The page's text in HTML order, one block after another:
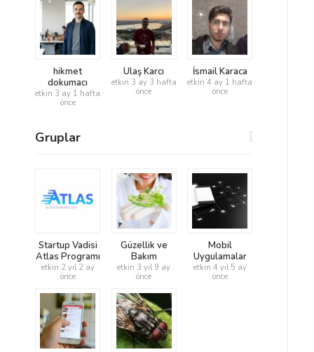
hikmet
dokumacı
etkin 3 ay 1 hafta
önce
Ulaş Karcı
etkin 3 ay 3 hafta
önce
İsmail Karaca
etkin 4 ay 1 hafta
önce
Gruplar
Startup Vadisi
Atlas Programı
etkin 2 yıl 2 ay
önce
Güzellik ve
Bakım
etkin 3 yıl 9 ay
önce
Mobil
Uygulamalar
etkin 4 yıl 5 ay
önce